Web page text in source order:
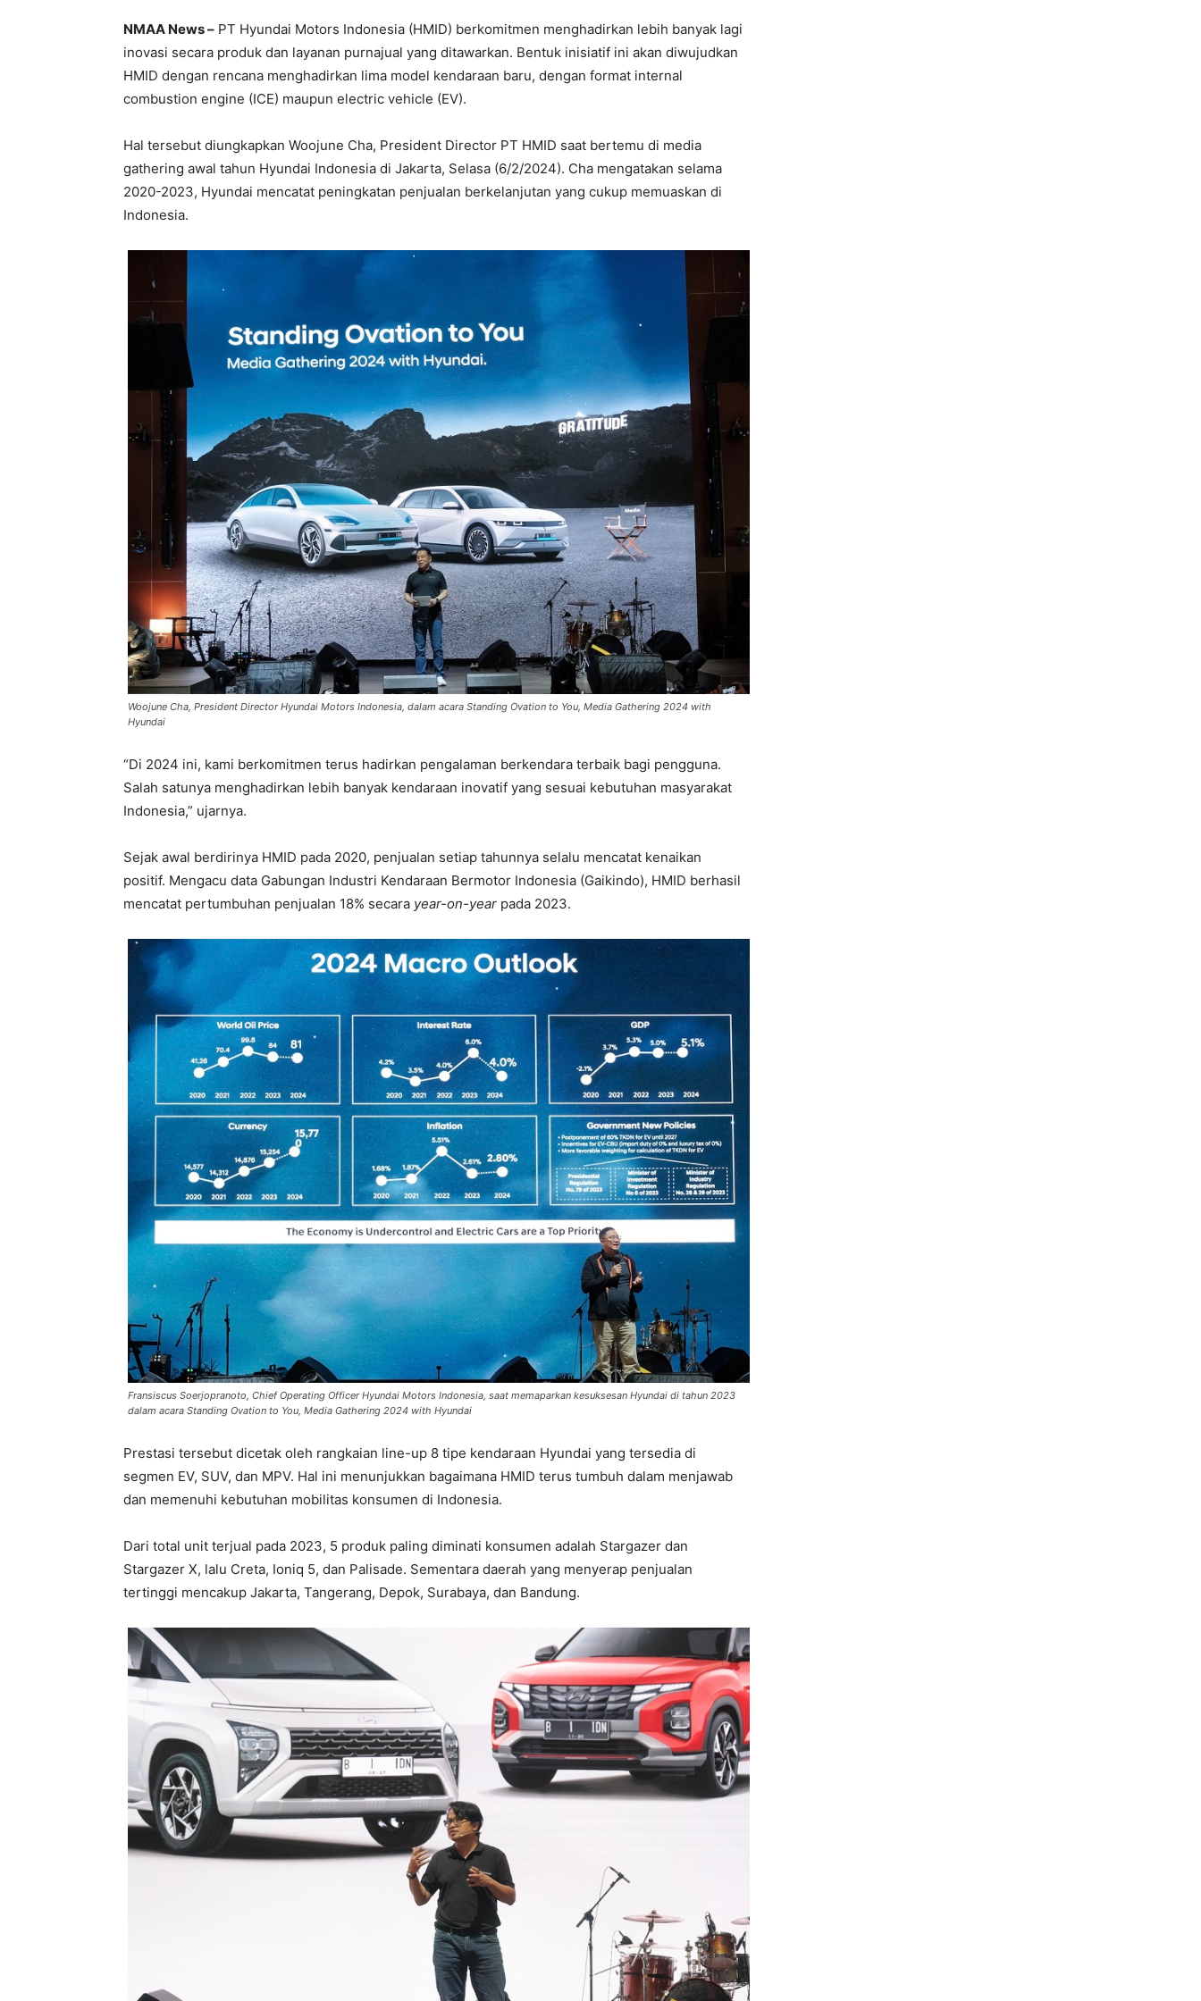
NMAA News – PT Hyundai Motors Indonesia (HMID) berkomitmen menghadirkan lebih banyak lagi
inovasi secara produk dan layanan purnajual yang ditawarkan. Bentuk inisiatif ini akan diwujudkan
HMID dengan rencana menghadirkan lima model kendaraan baru, dengan format internal
combustion engine (ICE) maupun electric vehicle (EV).
Hal tersebut diungkapkan Woojune Cha, President Director PT HMID saat bertemu di media
gathering awal tahun Hyundai Indonesia di Jakarta, Selasa (6/2/2024). Cha mengatakan selama
2020-2023, Hyundai mencatat peningkatan penjualan berkelanjutan yang cukup memuaskan di
Indonesia.
Woojune Cha, President Director Hyundai Motors Indonesia, dalam acara Standing Ovation to You, Media Gathering 2024 with
Hyundai
“Di 2024 ini, kami berkomitmen terus hadirkan pengalaman berkendara terbaik bagi pengguna.
Salah satunya menghadirkan lebih banyak kendaraan inovatif yang sesuai kebutuhan masyarakat
Indonesia,” ujarnya.
Sejak awal berdirinya HMID pada 2020, penjualan setiap tahunnya selalu mencatat kenaikan
positif. Mengacu data Gabungan Industri Kendaraan Bermotor Indonesia (Gaikindo), HMID berhasil
mencatat pertumbuhan penjualan 18% secara year-on-year pada 2023.
Fransiscus Soerjopranoto, Chief Operating Officer Hyundai Motors Indonesia, saat memaparkan kesuksesan Hyundai di tahun 2023
dalam acara Standing Ovation to You, Media Gathering 2024 with Hyundai
Prestasi tersebut dicetak oleh rangkaian line-up 8 tipe kendaraan Hyundai yang tersedia di
segmen EV, SUV, dan MPV. Hal ini menunjukkan bagaimana HMID terus tumbuh dalam menjawab
dan memenuhi kebutuhan mobilitas konsumen di Indonesia.
Dari total unit terjual pada 2023, 5 produk paling diminati konsumen adalah Stargazer dan
Stargazer X, lalu Creta, Ioniq 5, dan Palisade. Sementara daerah yang menyerap penjualan
tertinggi mencakup Jakarta, Tangerang, Depok, Surabaya, dan Bandung.